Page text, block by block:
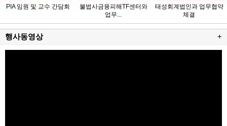
PIA 임원 및 교수 간담회
불법사금융피해TF센터와
업무...
태성회계법인과 업무협약
체결
행사동영상 +